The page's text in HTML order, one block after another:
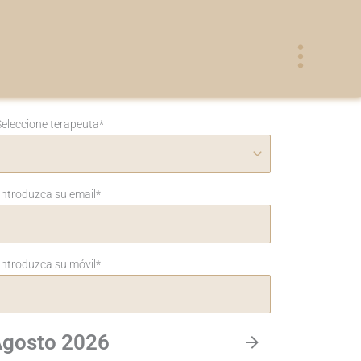
terapeuta*
su email *
su móvil *
2026